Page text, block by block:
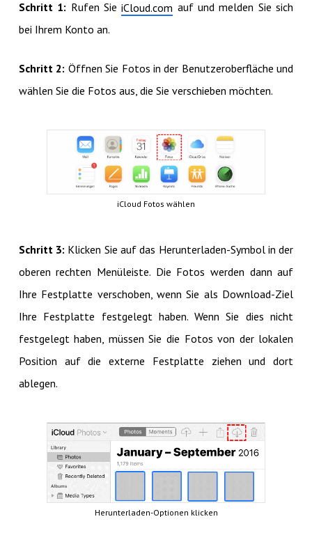
Schritt 1: Rufen SieiCloud.com auf und melden Sie sich
bei Ihrem Konto an.
Schritt 2: Öffnen Sie Fotos in der Benutzeroberfläche und
wählen Sie die Fotos aus, die Sie verschieben möchten.
iCloud Fotos wählen
Schritt 3: Klicken Sie auf das Herunterladen-Symbol in der
oberen rechten Menüleiste. Die Fotos werden dann auf
Ihre Festplatte verschoben, wenn Sie als Download-Ziel
Ihre Festplatte festgelegt haben. Wenn Sie dies nicht
festgelegt haben, müssen Sie die Fotos von der lokalen
Position auf die externe Festplatte ziehen und dort
ablegen.
Herunterladen-Optionen klicken